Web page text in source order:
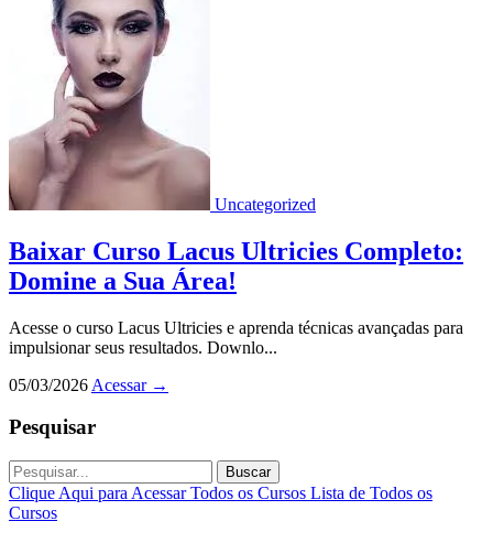
Uncategorized
Baixar Curso Lacus Ultricies Completo:
Domine a Sua Área!
Acesse o curso Lacus Ultricies e aprenda técnicas avançadas para
impulsionar seus resultados. Downlo...
05/03/2026 Acessar →
Pesquisar
Buscar
Clique Aqui para Acessar Todos os Cursos Lista de Todos os
Cursos